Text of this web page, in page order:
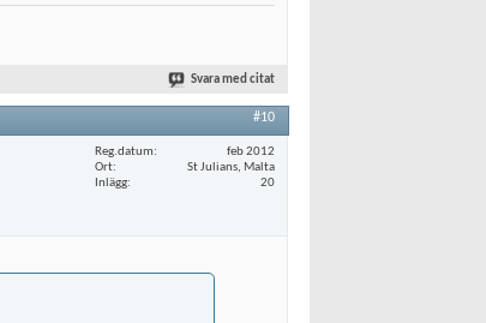
Svara med citat
#10
Reg.datum
feb 2012
Ort
St Julians, Malta
Inlägg
20